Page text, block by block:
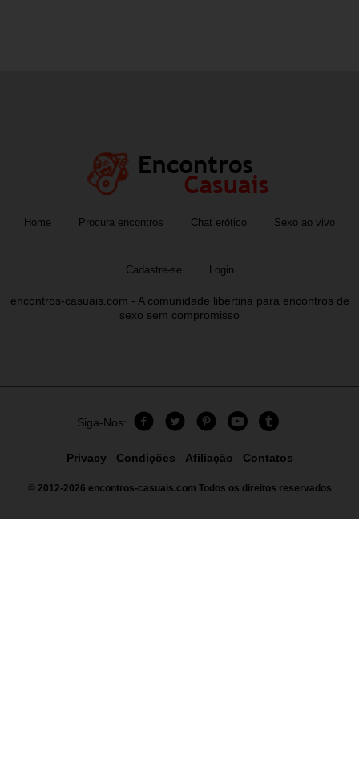
Home Procura encontros Chat erótico Sexo ao vivo
Cadastre-se Login
encontros-casuais.com - A comunidade libertina para encontros de
sexo sem compromisso
Siga-Nos:
Privacy Condições Afiliação Contatos
© 2012-2026 encontros-casuais.com Todos os direitos reservados